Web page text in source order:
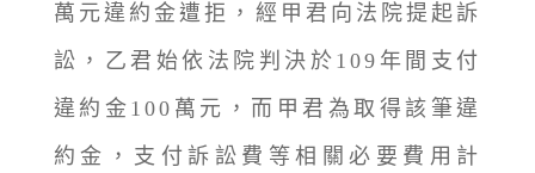
萬元違約金遭拒，經甲君向法院提起訴
訟，乙君始依法院判決於109年間支付
違約金100萬元，而甲君為取得該筆違
約金，支付訴訟費等相關必要費用計